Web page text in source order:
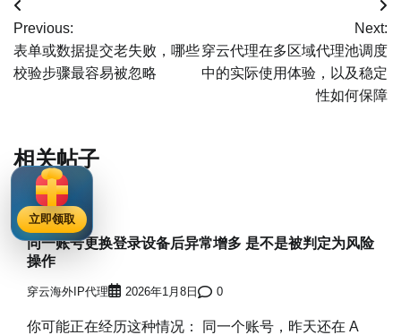
文
章
导
Previous:
表单或数据提交老失败，哪些
校验步骤最容易被忽略
Next:
穿云代理在多区域代理池调度
中的实际使用体验，以及稳定
性如何保障
相关帖子
美国代理IP
同一账号更换登录设备后异常增多 是不是被判定为风险
操作
穿云海外IP代理 2026年1月8日 0
你可能正在经历这种情况： 同一个账号，昨天还在 A
立即领取